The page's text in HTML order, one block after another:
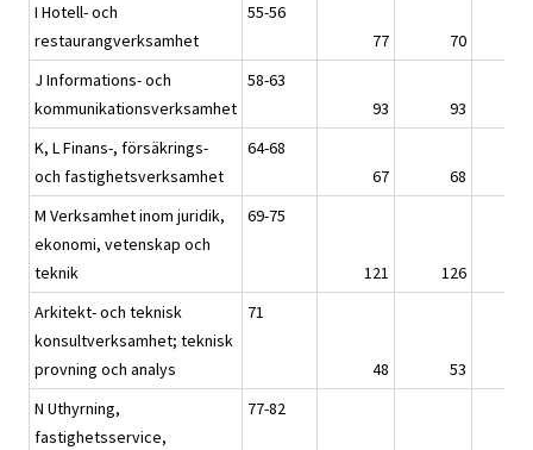
I Hotell- och
restaurangverksamhet
55-56
77
70
J Informations- och
kommunikationsverksamhet
58-63
93
93
K, L Finans-, försäkrings-
och fastighetsverksamhet
64-68
67
68
M Verksamhet inom juridik,
ekonomi, vetenskap och
teknik
69-75
121
126
Arkitekt- och teknisk
konsultverksamhet; teknisk
provning och analys
71
48
53
N Uthyrning,
fastighetsservice,
77-82